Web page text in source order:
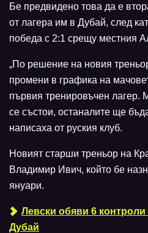
Бе предвидено това да е
от лагера им в Дубай, след
победа с 2:1 срещу местния
„По решение на новия
промени в графика на
първия тренировъчен лагер.
се състои, останалите ще
написаха от руския клуб.
Новият старши треньор на
Владимир Ивич, който бе
януари.
Левски обяви 6
Дубай